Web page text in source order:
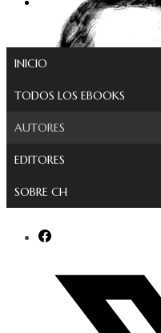
INICIO
TODOS LOS EBOOKS
AUTORES
EDITORES
SOBRE CH